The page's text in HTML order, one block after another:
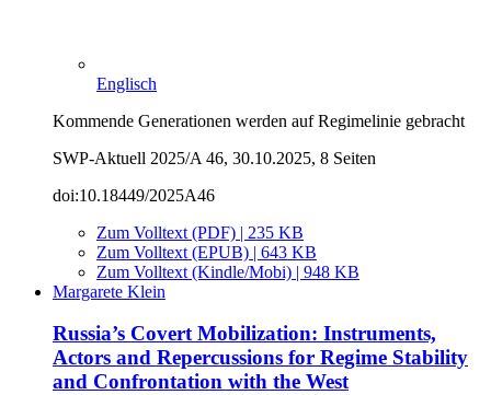
Englisch
Kommende Generationen werden auf Regimelinie gebracht
SWP-Aktuell 2025/A 46, 30.10.2025, 8 Seiten
doi:10.18449/2025A46
Zum Volltext (PDF) | 235 KB
Zum Volltext (EPUB) | 643 KB
Zum Volltext (Kindle/Mobi) | 948 KB
Margarete Klein
Russia’s Covert Mobilization: Instruments,
Actors and Repercussions for Regime Stability
and Confrontation with the West